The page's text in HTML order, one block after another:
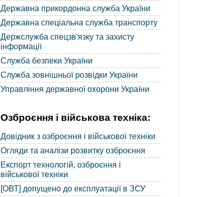
Державна прикордонна служба України
Державна спеціальна служба транспорту
Держслужба спецзв'язку та захисту
інформації
Служба безпеки України
Служба зовнішньої розвідки України
Управління державної охорони України
Озброєння і військова техніка:
Довідник з озброєння і військової техніки
Огляди та аналізи розвитку озброєння
Експорт технологій, озброєння і
військової техніки
[ОВТ] допущено до експлуатації в ЗСУ